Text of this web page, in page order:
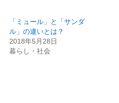
「ミュール」と「サンダ
ル」の違いとは？
2018年5月28日
暮らし・社会